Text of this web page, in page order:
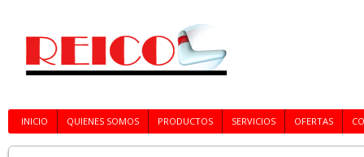
INICIO QUIENES SOMOS PRODUCTOS SERVICIOS OFERTAS